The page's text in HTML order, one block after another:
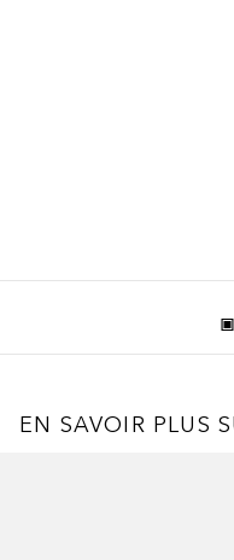
EN SAVOIR PLUS